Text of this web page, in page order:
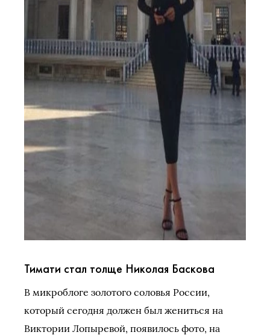
Тимати стал толще Николая Баскова
В микроблоге золотого соловья России,
который сегодня должен был жениться на
Виктории Лопыревой, появилось фото, на